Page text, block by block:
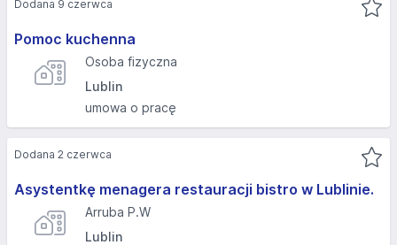
Pomoc kuchenna
Osoba fizyczna
Lublin
umowa o pracę
Dodana 9 czerwca
Asystentkę menagera restauracji bistro w Lublinie.
Arruba P.W
Lublin
Dodana 2 czerwca